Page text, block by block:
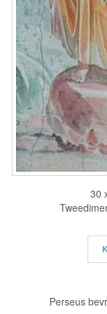
30
Perseus